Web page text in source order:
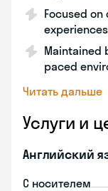
Focused
experiences
Maintained
paced
Читать дальше
Услуги и
Английский
С носителем